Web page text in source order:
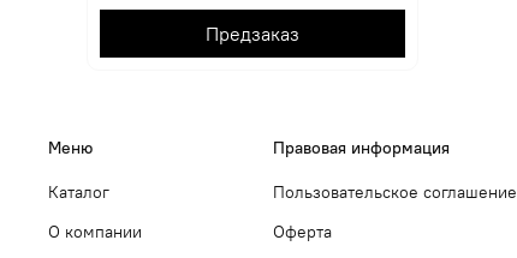
Предзаказ
Меню
Каталог
О компании
Правовая информация
Пользовательское соглашение
Оферта